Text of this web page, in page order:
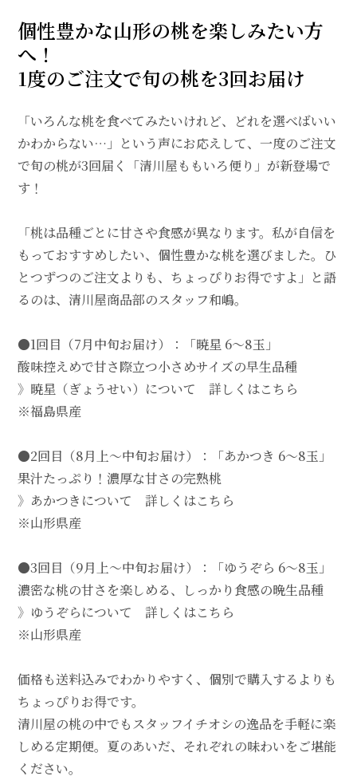
個性豊かな山形の桃を楽しみたい方
へ！
1度のご注文で旬の桃を3回お届け
「いろんな桃を食べてみたいけれど、どれを選べばいい
かわからない…」という声にお応えして、一度のご注文
で旬の桃が3回届く「清川屋ももいろ便り」が新登場で
す！
「桃は品種ごとに甘さや食感が異なります。私が自信を
もっておすすめしたい、個性豊かな桃を選びました。ひ
とつずつのご注文よりも、ちょっぴりお得ですよ」と語
るのは、清川屋商品部のスタッフ和嶋。
●1回目（7月中旬お届け）：「暁星 6～8玉」
酸味控えめで甘さ際立つ小さめサイズの早生品種
》暁星（ぎょうせい）について 詳しくはこちら
※福島県産
●2回目（8月上～中旬お届け）：「あかつき 6～8玉」
果汁たっぷり！濃厚な甘さの完熟桃
》あかつきについて 詳しくはこちら
※山形県産
●3回目（9月上～中旬お届け）：「ゆうぞら 6～8玉」
濃密な桃の甘さを楽しめる、しっかり食感の晩生品種
》ゆうぞらについて 詳しくはこちら
※山形県産
価格も送料込みでわかりやすく、個別で購入するよりも
ちょっぴりお得です。
清川屋の桃の中でもスタッフイチオシの逸品を手軽に楽
しめる定期便。夏のあいだ、それぞれの味わいをご堪能
ください。